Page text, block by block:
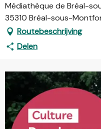
Médiathèque de Bréal-
35310 Bréal-sous-
Routebeschrijving
Delen